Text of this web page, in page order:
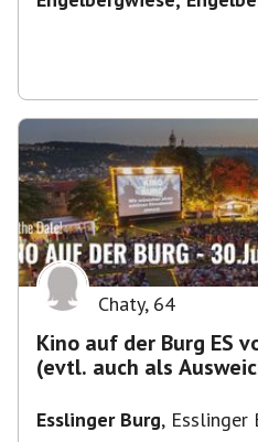
Chaty, 64
Kino auf der Burg ES
(evtl. auch als
Esslinger Burg, Esslinger